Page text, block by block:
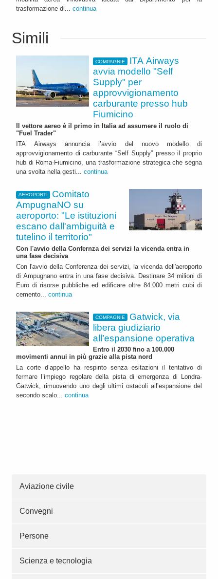
trasformazione di... continua
Simili
COMPAGNIE
ITA Airways
avvia modello "Self
Supply" per
approvvigionamento
carburante presso hub
Fiumicino
Il vettore aereo è il primo in Italia ad assumere il ruolo di
"Fuel Trader"
ITA Airways annuncia l’avvio del nuovo modello di
approvvigionamento di carburante “Self Supply” presso il proprio
hub di Roma-Fiumicino, una trasformazione strategica che segna
una svolta nella gesti... continua
AEROPORTI
Comitato
AmpugnaNO su
aeroporto: "Le istituzioni
escano dall'ambiguità e
tutelino il territorio"
Con l'avvio della Confernza dei servizi la vicenda entra in
una fase decisiva
Con l'avvio della Conferenza dei servizi, la vicenda dell'aeroporto
di Ampugnano entra in una fase decisiva. Destinare 34 milioni di
Euro di risorse pubbliche ed edificare oltre 84.000 metri cubi di
cemento... continua
COMPAGNIE
Gatwick, via
libera giudiziario
all’espansione operativa
Entro il 2030 fino a 100.000
movimenti annui in più grazie alla pista nord
La corte d’appello ha respinto senza esitazioni il tentativo di
fermare l’impiego regolare della pista di emergenza di Londra-
Gatwick, rimuovendo uno degli ultimi ostacoli all’espansione del
secondo scalo... continua
Aviazione civile
Convegni
Persone
Scienza e tecnologia